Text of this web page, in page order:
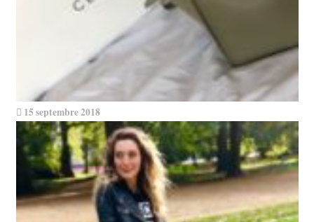
15 septembre 2018